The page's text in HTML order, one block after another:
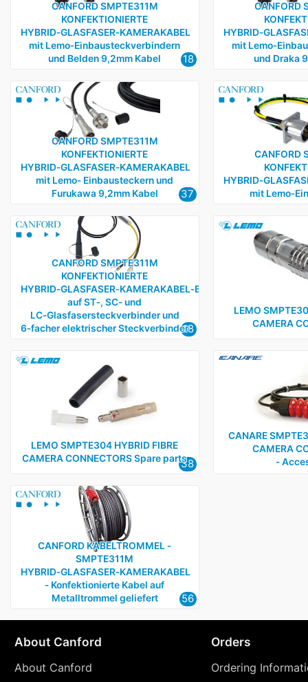
CANFORD SMPTE311M
KONFEKTIONIERTE
HYBRID‑GLASFASER‑KAMERAKABEL
mit Lemo‑Einbausteckverbindern
und Belden 9,2mm Kabel
18
CANFORD
mit
und Draka
CANFORD SMPTE311M
KONFEKTIONIERTE
HYBRID‑GLASFASER‑KAMERAKABEL
mit Lemo‑ Einbausteckern und
Furukawa 9,2mm Kabel
37
CANFORD
mit
CANFORD SMPTE311M
KONFEKTIONIERTE
HYBRID‑GLASFASER‑KAMERAKABEL‑BREAKOUT‑PEITSCHEN
auf ST‑, SC‑ und
LC‑Glasfasersteckverbinder und
6‑facher elektrischer Steckverbinder18
LEMO
CAMERA
LEMO SMPTE304 HYBRID FIBRE
CAMERA CONNECTORS Spare parts38
CANARE
CAMERA
‑
CANFORD KABELTROMMEL ‑
SMPTE311M
HYBRID‑GLASFASER‑KAMERAKABEL
‑ Konfektionierte Kabel auf
Metalltrommel geliefert
56
About Canford
About Canford
Orders
Ordering